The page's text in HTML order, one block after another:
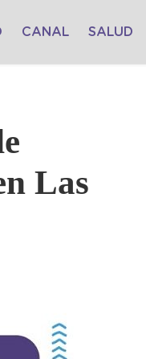
CANAL SALUD
Las